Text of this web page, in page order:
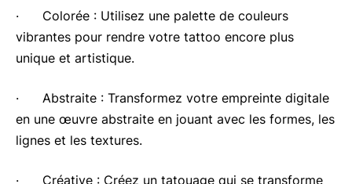
· Colorée : Utilisez une palette de couleurs
vibrantes pour rendre votre tattoo encore plus
unique et artistique.
· Abstraite : Transformez votre empreinte digitale
en une œuvre abstraite en jouant avec les formes, les
lignes et les textures.
· Créative : Créez un tatouage qui se transforme